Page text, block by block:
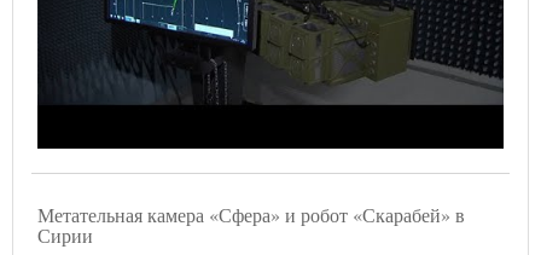
Метательная камера «Сфера» и робот «Скарабей» в
Сирии